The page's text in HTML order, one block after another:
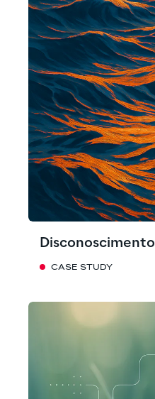
Disconoscimento
CASE STUDY